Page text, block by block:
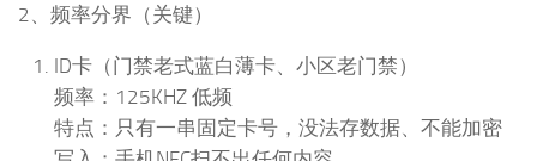
2、频率分界（关键）
ID卡（门禁老式蓝白薄卡、小区老门禁）
频率：125KHZ 低频
特点：只有一串固定卡号，没法存数据、不能加密